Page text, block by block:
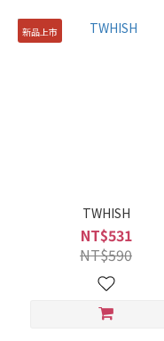
新品上市
TWHISH
NT$531
NT$590